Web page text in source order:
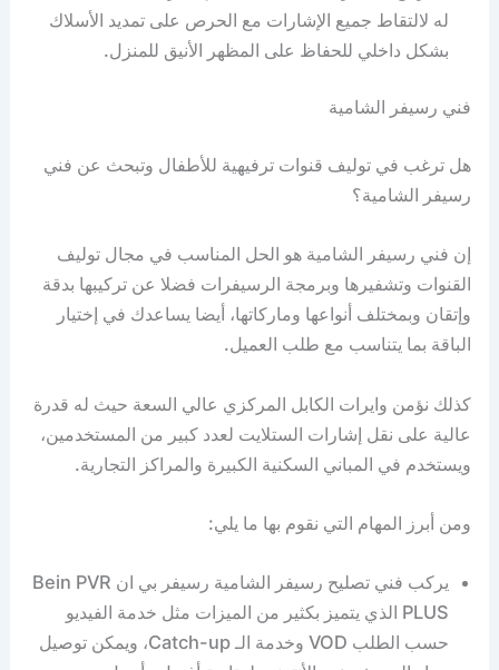
له لالتقاط جميع الإشارات مع الحرص على تمديد الأسلاك
بشكل داخلي للحفاظ على المظهر الأنيق للمنزل.
فني رسيفر الشامية
هل ترغب في توليف قنوات ترفيهية للأطفال وتبحث عن فني
رسيفر الشامية؟
إن فني رسيفر الشامية هو الحل المناسب في مجال توليف
القنوات وتشفيرها وبرمجة الرسيفرات فضلا عن تركيبها بدقة
وإتقان وبمختلف أنواعها وماركاتها، أيضا يساعدك في إختيار
الباقة بما يتناسب مع طلب العميل.
كذلك نؤمن وايرات الكابل المركزي عالي السعة حيث له قدرة
عالية على نقل إشارات الستلايت لعدد كبير من المستخدمين،
ويستخدم في المباني السكنية الكبيرة والمراكز التجارية.
ومن أبرز المهام التي نقوم بها ما يلي:
يركب فني تصليح رسيفر الشامية رسيفر بي ان Bein PVR
PLUS الذي يتميز بكثير من الميزات مثل خدمة الفيديو
حسب الطلب VOD وخدمة الـ Catch-up، ويمكن توصيل